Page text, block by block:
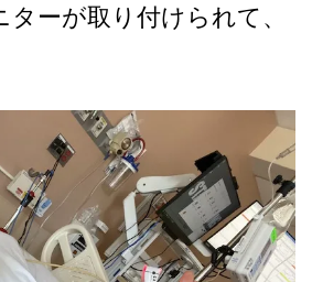
ーが取り付けられて、